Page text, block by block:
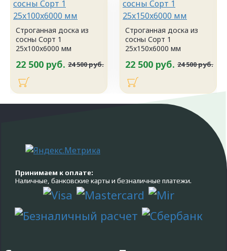
Строганная доска из
сосны Сорт 1
25x100x6000 мм
22 500 руб. 24 500 руб.
Строганная доска из
сосны Сорт 1
25x150x6000 мм
22 500 руб. 24 500 руб.
Принимаем к оплате:
Наличные, банковские карты и безналичные платежи.